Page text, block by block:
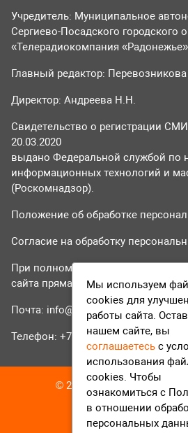
Учредитель: Муниципальное
Сергиево-Посадского городского
«Телерадиокомпания
Главный редактор:
Директор: Андреева Н.Н.
Свидетельство о регистрации
20.03.2020
выдано Федеральной службой по
информационных технологий и
(Роскомнадзор).
Положение об обработке
Согласие на обработку
При полном или частичном
сайта прямая гиперссылка на
Почта: info@tvr24.tv
Телефон: +7 (496) 551-04-95
© 2016-2023 ТВР24 Все
Мы используем
cookies для
работы сайта.
нашем сайте, вы
соглашаетесь с
использования
cookies. Чтобы
ознакомиться с
в отношении
персональных